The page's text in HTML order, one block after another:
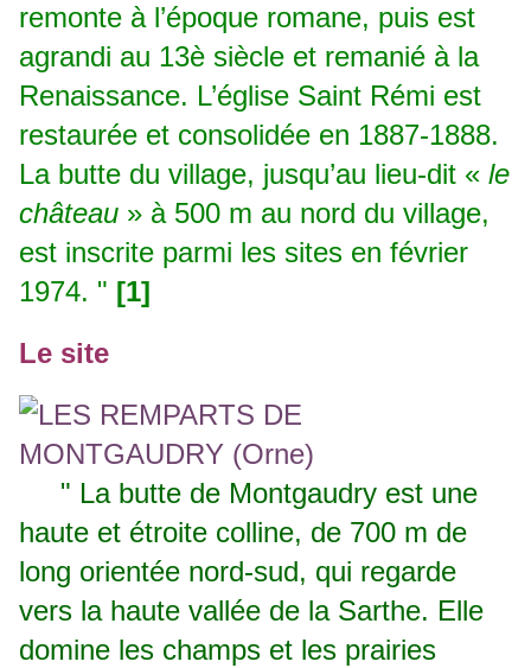
remonte à l’époque romane, puis est
agrandi au 13è siècle et remanié à la
Renaissance. L’église Saint Rémi est
restaurée et consolidée en 1887-1888.
La butte du village, jusqu’au lieu-dit « le
château » à 500 m au nord du village,
est inscrite parmi les sites en février
1974. " [1]
Le site
" La butte de Montgaudry est une
haute et étroite colline, de 700 m de
long orientée nord-sud, qui regarde
vers la haute vallée de la Sarthe. Elle
domine les champs et les prairies